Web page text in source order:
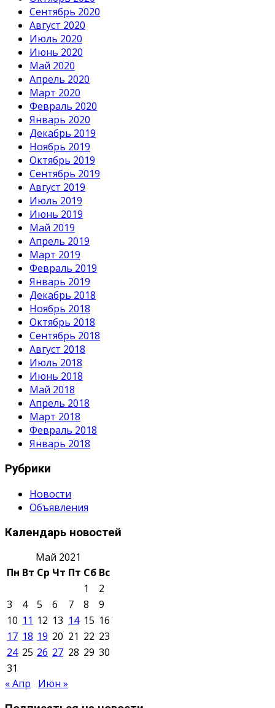
Сентябрь 2020
Август 2020
Июль 2020
Июнь 2020
Май 2020
Апрель 2020
Март 2020
Февраль 2020
Январь 2020
Декабрь 2019
Ноябрь 2019
Октябрь 2019
Сентябрь 2019
Август 2019
Июль 2019
Июнь 2019
Май 2019
Апрель 2019
Март 2019
Февраль 2019
Январь 2019
Декабрь 2018
Ноябрь 2018
Октябрь 2018
Сентябрь 2018
Август 2018
Июль 2018
Июнь 2018
Май 2018
Апрель 2018
Март 2018
Февраль 2018
Январь 2018
Рубрики
Новости
Объявления
Календарь новостей
Май 2021
Пн Вт Ср Чт Пт Сб Вс
1
2
3
4 5 6 7 8
9
10 11 12 13 14 15 16
17 18 19 20 21 22 23
24 25 26 27 28 29 30
31
« Апр
Июн »